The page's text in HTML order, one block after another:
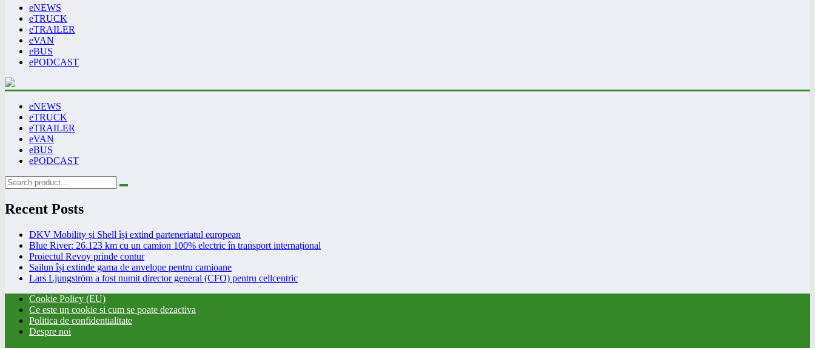
eNEWS
eTRUCK
eTRAILER
eVAN
eBUS
ePODCAST
eNEWS
eTRUCK
eTRAILER
eVAN
eBUS
ePODCAST
Recent Posts
DKV Mobility și Shell își extind parteneriatul european
Blue River: 26.123 km cu un camion 100% electric în transport internațional
Proiectul Revoy prinde contur
Sailun își extinde gama de anvelope pentru camioane
Lars Ljungström a fost numit director general (CFO) pentru cellcentric
Cookie Policy (EU)
Ce este un cookie si cum se poate dezactiva
Politica de confidentialitate
Despre noi